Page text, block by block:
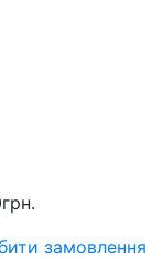
замовлення